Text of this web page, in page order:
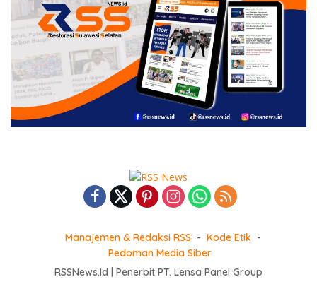
Manajemen & Redaksi RSS
Kode Etik
Pedoman Media Siber
RSSNews.Id | Penerbit PT. Lensa Panel Group